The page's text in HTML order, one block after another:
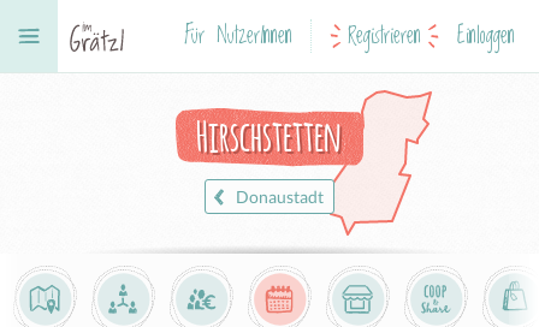
Für NutzerInnen Registrieren Einloggen
Hirschstetten
Donaustadt